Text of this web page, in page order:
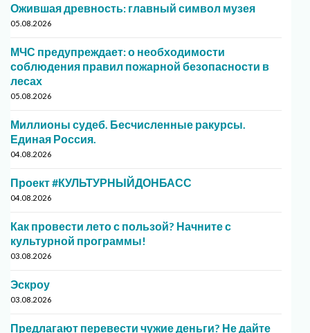
Ожившая древность: главный символ музея
05.08.2026
МЧС предупреждает: о необходимости
соблюдения правил пожарной безопасности в
лесах
05.08.2026
Миллионы судеб. Бесчисленные ракурсы.
Единая Россия.
04.08.2026
Проект #КУЛЬТУРНЫЙДОНБАСС
04.08.2026
Как провести лето с пользой? Начните с
культурной программы!
03.08.2026
Эскроу
03.08.2026
Предлагают перевести чужие деньги? Не дайте